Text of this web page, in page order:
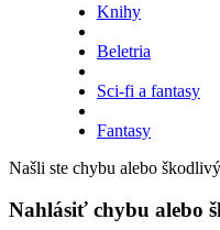
Knihy
Beletria
Sci-fi a fantasy
Fantasy
Našli ste chybu alebo
Nahlásiť chybu alebo